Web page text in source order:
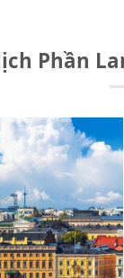
Phần